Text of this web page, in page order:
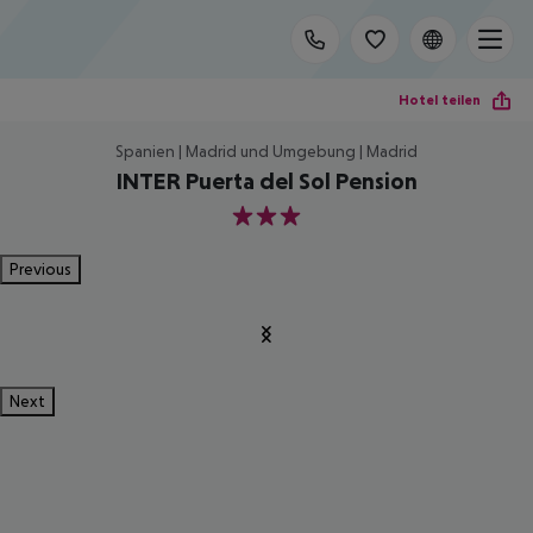
Hotel teilen
Spanien | Madrid und Umgebung | Madrid
INTER Puerta del Sol Pension
3
Previous
Next